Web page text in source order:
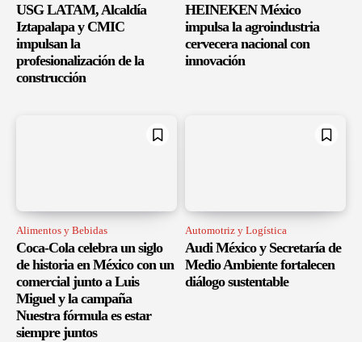
USG LATAM, Alcaldía
Iztapalapa y CMIC
impulsan la
profesionalización de la
construcción
HEINEKEN México
impulsa la agroindustria
cervecera nacional con
innovación
Alimentos y Bebidas
Coca-Cola celebra un siglo
de historia en México con un
comercial junto a Luis
Miguel y la campaña
Nuestra fórmula es estar
siempre juntos
Automotriz y Logística
Audi México y Secretaría de
Medio Ambiente fortalecen
diálogo sustentable